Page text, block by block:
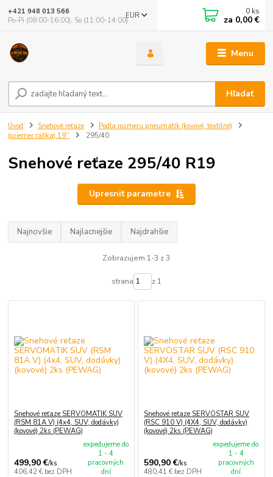
Menu
EUR
Hľadať
+421 948 013 566
Po-Pi (08:00-16:00), So (11:00-14:00)
0 ks
za 0,00 €
Úvod Snehové reťaze
Podľa rozmeru pneumatík (kovové, textilné)
(priemer ráfika) 19''
295/40
Snehové reťaze 295/40 R19
Upresniť parametre
Najnovšie Najlacnejšie Najdrahšie
Zobrazujem 1-3 z 3
strana z 1
Snehové reťaze SERVOMATIK SUV
(RSM 81A V) (4x4, SUV, dodávky)
(kovové) 2ks (PEWAG)
499,90 €/ks
406,42 € bez DPH
expedujeme do
1 - 4
pracovných
dní
Snehové reťaze SERVOSTAR SUV
(RSC 910 V) (4X4, SUV, dodávky)
(kovové) 2ks (PEWAG)
590,90 €/ks
480,41 € bez DPH
expedujeme do
1 - 4
pracovných
dní